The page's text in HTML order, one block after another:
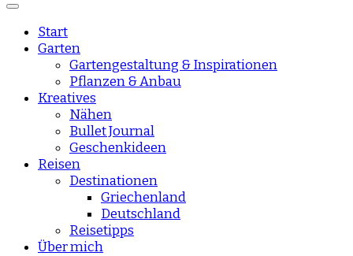
sisisday
Start
Garten
Gartengestaltung & Inspirationen
Pflanzen & Anbau
Kreatives
Nähen
Bullet Journal
Geschenkideen
Reisen
Destinationen
Griechenland
Deutschland
Reisetipps
Über mich